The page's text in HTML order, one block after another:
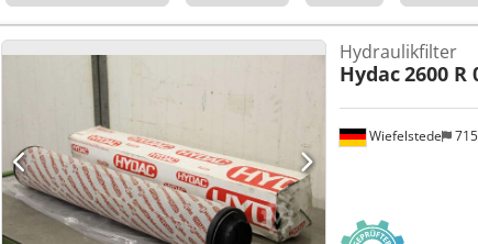
Wiefelstede
Hydraulikfilter
Hydac2600 R